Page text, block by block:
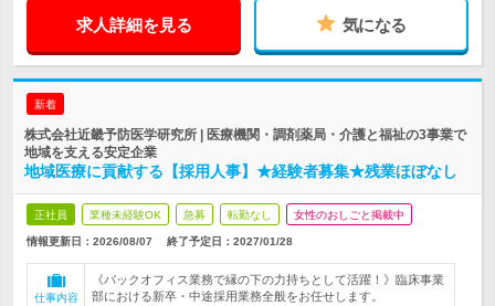
求人詳細を見る 気になる
新着
株式会社近畿予防医学研究所 | 医療機関・調剤薬局・介護と福祉の3事業で
地域を支える安定企業
地域医療に貢献する【採用人事】★経験者募集★残業ほぼなし
正社員 業種未経験OK 急募 転勤なし 女性のおしごと掲載中
情報更新日：2026/08/07 終了予定日： 2027/01/28
仕事内容
《バックオフィス業務で縁の下の力持ちとして活躍！》臨床事業
部における新卒・中途採用業務全般をお任せします。